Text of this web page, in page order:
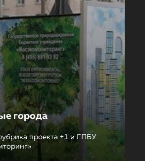
города
проекта +1 и ГПБУ